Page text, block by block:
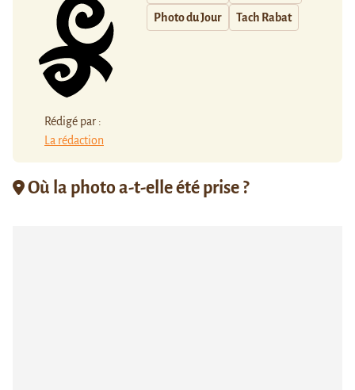
Rédigé par :
La rédaction
Photo du Jour Tach Rabat
Où la photo a-t-elle été prise ?